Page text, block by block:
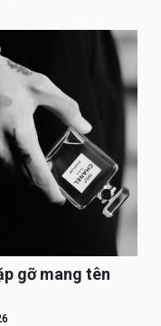
gỡ mang tên